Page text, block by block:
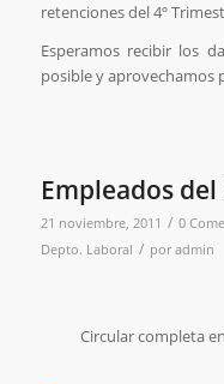
retenciones del 4º
Esperamos recibir los
posible y aprovechamos
Empleados
21 noviembre, 2011 / 0
Depto. Laboral / poradmin
Circular completa